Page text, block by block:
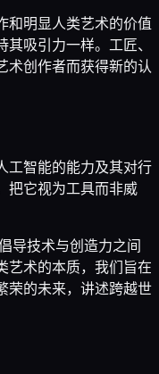
和明显人类艺术的价值
吸引力一样。工匠、
术创作者而获得新的认
工智能的能力及其对行
把它视为工具而非威
导技术与创造力之间
艺术的本质，我们旨在
荣的未来，讲述跨越世